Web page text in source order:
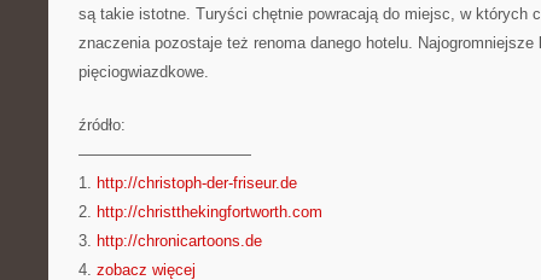
są takie istotne. Turyści chętnie powracają do miejsc, w których
znaczenia pozostaje też renoma danego hotelu.
pięciogwiazdkowe.
źródło:
———————————
1. http://christoph-der-friseur.de
2. http://christthekingfortworth.com
3. http://chronicartoons.de
4. zobacz więcej